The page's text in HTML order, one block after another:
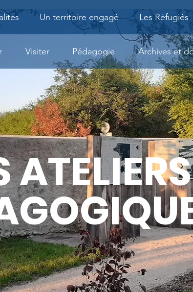
Un territoire engagé Les Réfugiés
Visiter Pédagogie Archives et
ATELIERS